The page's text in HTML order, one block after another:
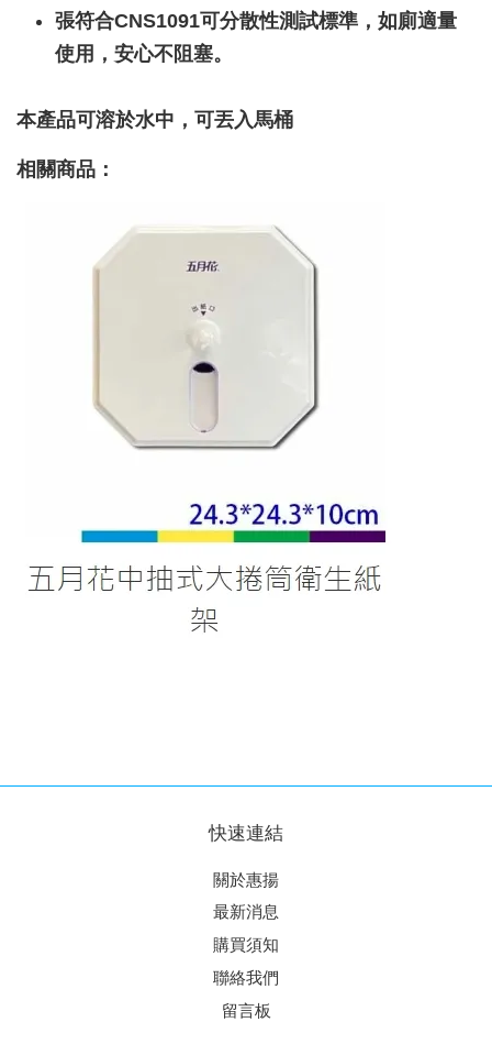
張符合CNS1091可分散性測試標準，如廁適量
使用，安心不阻塞。
本產品可溶於水中，可丟入馬桶
相關商品：
快速連結
關於惠揚
最新消息
購買須知
聯絡我們
留言板